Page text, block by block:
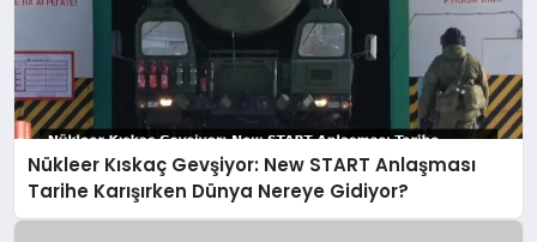
Nükleer Kıskaç Gevşiyor: New START Anlaşması
Tarihe Karışırken Dünya Nereye Gidiyor?